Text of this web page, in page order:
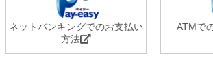
ネットバンキングでのお支払い
方法
ATMで